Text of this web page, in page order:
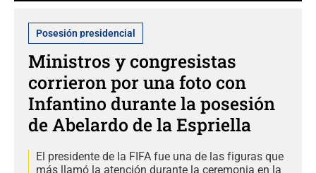
Posesión presidencial
Ministros y congresistas
corrieron por una foto con
Infantino durante la posesión
de Abelardo de la Espriella
El presidente de la FIFA fue una de las figuras que
más llamó la atención durante la ceremonia en la